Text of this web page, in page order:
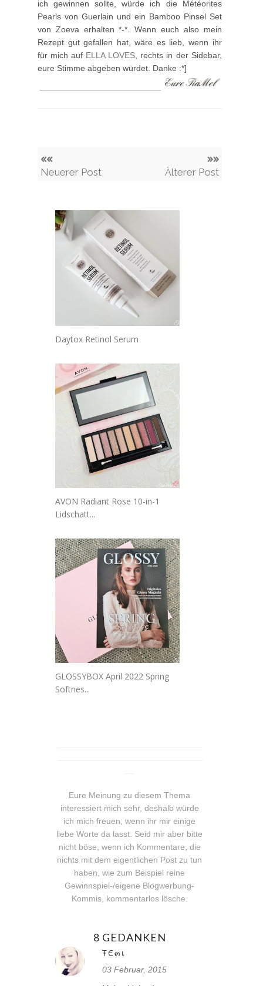
ich gewinnen sollte, würde ich die Météorites
Pearls von Guerlain und ein Bamboo Pinsel Set
von Zoeva erhalten *-*. Wenn euch also mein
Rezept gut gefallen hat, wäre es lieb, wenn ihr
für mich auf ELLA LOVES, rechts in der Sidebar,
eure Stimme abgeben würdet. Danke :*]
««
Neuerer Post
»»
Älterer Post
Daytox Retinol Serum
AVON Radiant Rose 10-in-1
Lidschatt...
GLOSSYBOX April 2022 Spring
Softnes...
Eure Meinung zu diesem Thema
interessiert mich sehr, deshalb würde
ich mich freuen, wenn ihr mir einige
liebe Worte da lasst. Seid mir aber bitte
nicht böse, wenn ich Kommentare, die
nichts mit dem eigentlichen Post zu tun
haben, wie zum Beispiel reine
Gewinnspiel-/eigene Blogwerbung-
Kommis, kommentarlos lösche.
8 GEDANKEN
ŦЄ๓เ
03 Februar, 2015